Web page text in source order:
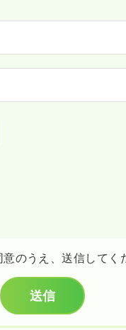
意のうえ、送信してく
送信